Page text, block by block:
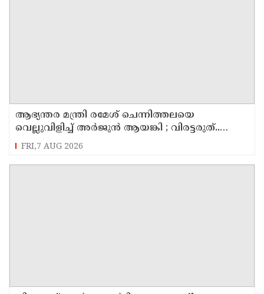
ആഭ്യന്തര മന്ത്രി രമേശ് ചെന്നിത്തലയെ
വെല്ലുവിളിച്ച് അ‍ർജുൻ ആയങ്കി ; വിരട്ടരുത്..
വളർന്ന പാർട്ടി വേറെയാണ് !
FRI,7 AUG 2026